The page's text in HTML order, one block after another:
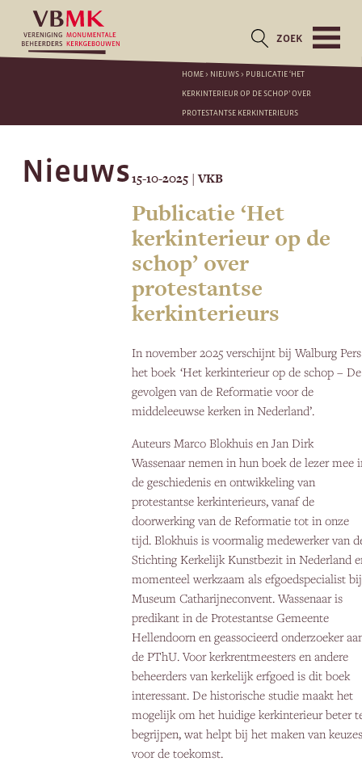
ZOEK
HOME> NIEUWS> PUBLICATIE ‘HET
KERKINTERIEUR OP DE SCHOP’ OVER
PROTESTANTSE KERKINTERIEURS
Nieuws15-10-2025 | VKB
Publicatie ‘Het
kerkinterieur op de
schop’ over
protestantse
kerkinterieurs
In november 2025 verschijnt bij Walburg Pers
het boek ‘Het kerkinterieur op de schop – De
gevolgen van de Reformatie voor de
middeleeuwse kerken in Nederland’.
Auteurs Marco Blokhuis en Jan Dirk
Wassenaar nemen in hun boek de lezer mee
de geschiedenis en ontwikkeling van
protestantse kerkinterieurs, vanaf de
doorwerking van de Reformatie tot in onze
tijd. Blokhuis is voormalig medewerker van
Stichting Kerkelijk Kunstbezit in Nederland
momenteel werkzaam als efgoedspecialist bij
Museum Catharijneconvent. Wassenaar is
predikant in de Protestantse Gemeente
Hellendoorn en geassocieerd onderzoeker
de PThU. Voor kerkrentmeesters en andere
beheerders van kerkelijk erfgoed is dit boek
interessant. De historische studie maakt het
mogelijk om het huidige kerkinterieur beter
begrijpen, wat helpt bij het maken van
voor de toekomst.